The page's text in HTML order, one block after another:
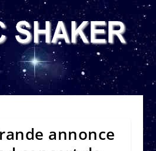
annonce